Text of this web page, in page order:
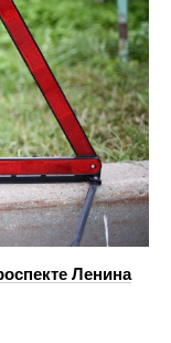
Ленина